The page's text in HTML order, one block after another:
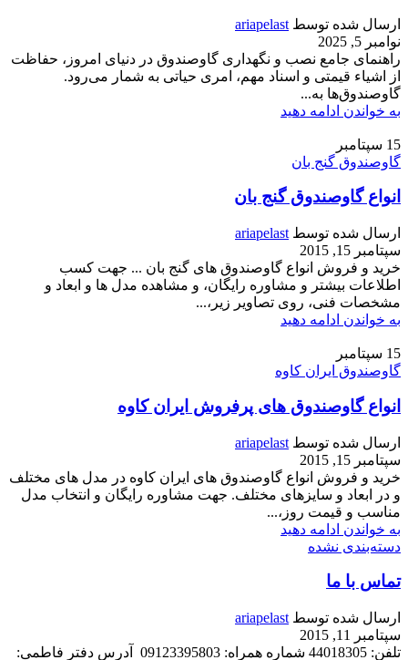
ارسال شده توسط ariapelast
نوامبر 5, 2025
راهنمای جامع نصب و نگهداری گاوصندوق در دنیای امروز، حفاظت
از اشیاء قیمتی و اسناد مهم، امری حیاتی به شمار می‌رود.
گاوصندوق‌ها به...
به خواندن ادامه دهید
15 سپتامبر
گاوصندوق گنج بان
انواع گاوصندوق گنج بان
ارسال شده توسط ariapelast
سپتامبر 15, 2015
خرید و فروش انواع گاوصندوق های گنج بان ... جهت کسب
اطلاعات بیشتر و مشاوره رایگان، و مشاهده مدل ها و ابعاد و
مشخصات فنی، روی تصاویر زیر،...
به خواندن ادامه دهید
15 سپتامبر
گاوصندوق ایران کاوه
انواع گاوصندوق های پرفروش ایران کاوه
ارسال شده توسط ariapelast
سپتامبر 15, 2015
خرید و فروش انواع گاوصندوق های ایران کاوه در مدل های مختلف
و در ابعاد و سایزهای مختلف. جهت مشاوره رایگان و انتخاب مدل
مناسب و قیمت روز،...
به خواندن ادامه دهید
دسته‌بندی نشده
تماس با ما
ارسال شده توسط ariapelast
سپتامبر 11, 2015
تلفن: 44018305 شماره همراه: 09123395803 آدرس دفتر فاطمی: